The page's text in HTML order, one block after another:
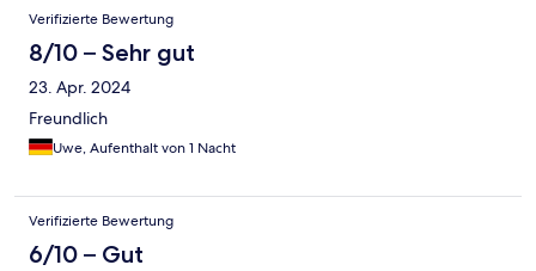
Verifizierte Bewertung
8/10 – Sehr gut
23. Apr. 2024
Freundlich
Uwe, Aufenthalt von 1 Nacht
Verifizierte Bewertung
6/10 – Gut